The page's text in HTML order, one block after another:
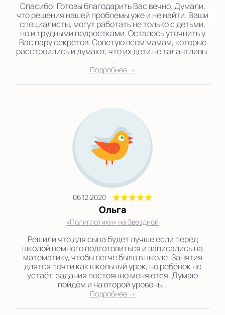
Спасибо! Готовы благодарить Вас вечно. Думали,
что решения нашей проблемы уже и не найти. Ваши
специалисты, могут работать не только с детьми,
но и трудными подростками. Осталось уточнить у
Вас пару секретов. Советую всем мамам, которые
расстроились и думают, что их дети не талантливы.
...
Подробнее →
06.12.2020
Ольга
«Полиглотики» на Звездной
Решили что для сына будет лучше если перед
школой немного подготовиться и записались на
математику, чтобы легче было в школе. Занятия
длятся почти как школьный урок, но ребёнок не
устаёт, задания постоянно меняются. Думаю
пойдём и на второй уровень...
Подробнее →